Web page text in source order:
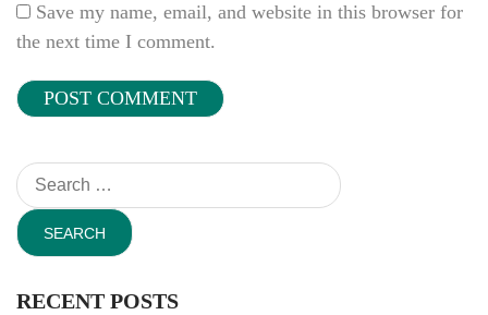
Save my name, email, and website in this browser for
the next time I comment.
Search
for:
RECENT POSTS